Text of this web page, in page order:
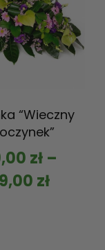
“Wieczny
zł –
zł